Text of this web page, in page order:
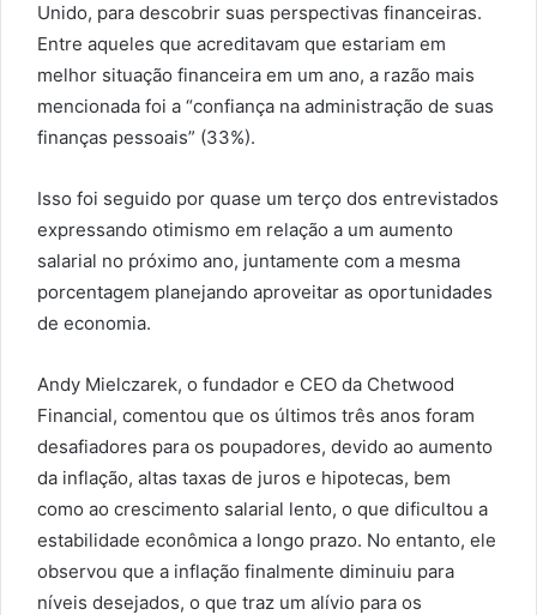
Unido, para descobrir suas perspectivas financeiras.
Entre aqueles que acreditavam que estariam em
melhor situação financeira em um ano, a razão mais
mencionada foi a “confiança na administração de suas
finanças pessoais” (33%).
Isso foi seguido por quase um terço dos entrevistados
expressando otimismo em relação a um aumento
salarial no próximo ano, juntamente com a mesma
porcentagem planejando aproveitar as oportunidades
de economia.
Andy Mielczarek, o fundador e CEO da Chetwood
Financial, comentou que os últimos três anos foram
desafiadores para os poupadores, devido ao aumento
da inflação, altas taxas de juros e hipotecas, bem
como ao crescimento salarial lento, o que dificultou a
estabilidade econômica a longo prazo. No entanto, ele
observou que a inflação finalmente diminuiu para
níveis desejados, o que traz um alívio para os